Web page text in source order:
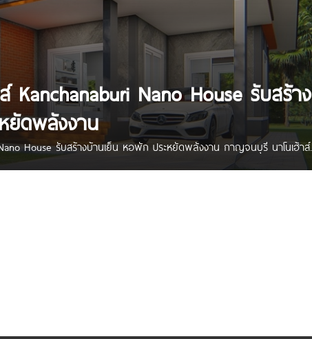
Kanchanaburi Nano House รับสร้าง
ยัดพลังงาน
House รับสร้างบ้านเย็น หอพัก ประหยัดพลังงาน กาญจนบุรี นาโนเฮ้าส์